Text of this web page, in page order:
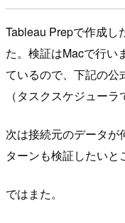
Tableau Prepで作成し
た。検証はMacで行い
ているので、下記の公
（タスクスケジュー
次は接続元のデータ
ターンも検証したいと
ではまた。